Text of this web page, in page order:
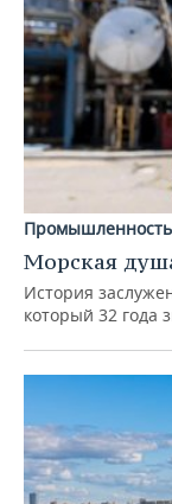
Промышленность
Морская
История
который 32 года